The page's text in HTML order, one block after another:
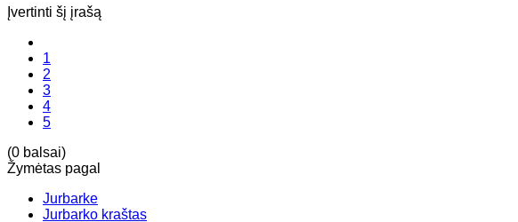
Įvertinti šį įrašą
1
2
3
4
5
(0 balsai)
Žymėtas pagal
Jurbarke
Jurbarko kraštas